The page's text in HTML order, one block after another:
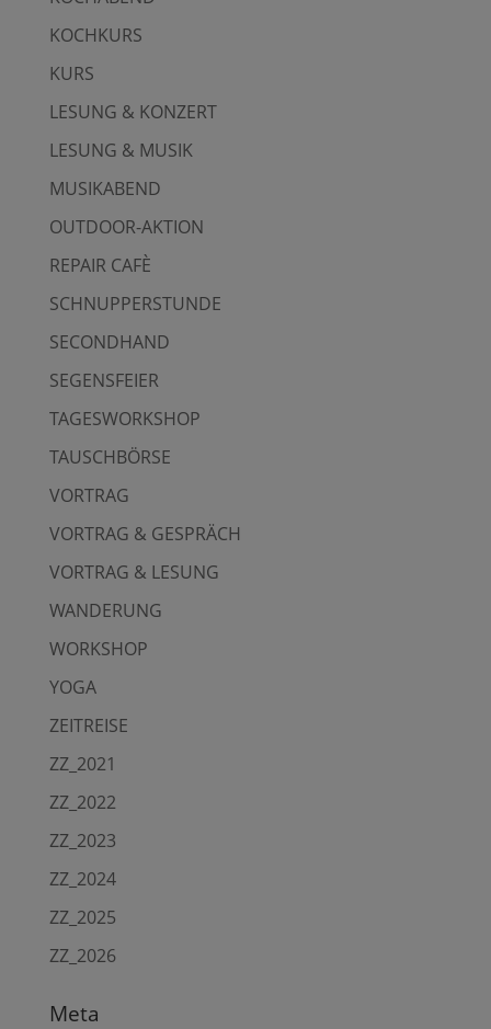
KOCHKURS
KURS
LESUNG & KONZERT
LESUNG & MUSIK
MUSIKABEND
OUTDOOR-AKTION
REPAIR CAFÈ
SCHNUPPERSTUNDE
SECONDHAND
SEGENSFEIER
TAGESWORKSHOP
TAUSCHBÖRSE
VORTRAG
VORTRAG & GESPRÄCH
VORTRAG & LESUNG
WANDERUNG
WORKSHOP
YOGA
ZEITREISE
ZZ_2021
ZZ_2022
ZZ_2023
ZZ_2024
ZZ_2025
ZZ_2026
Meta